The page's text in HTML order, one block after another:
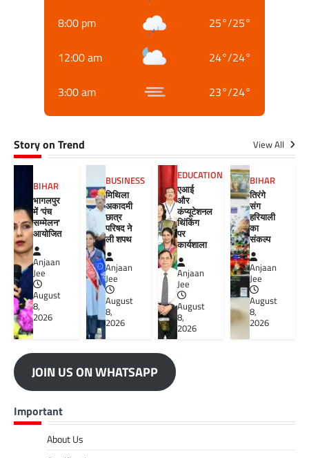
8:00 pm 25°/25°
12:00 am 24°/24°
3:00 am 23°/24°
Story on Trend View All
BIHAR
भागलपुर
में ‘पंच
सम्मेलन’
आयोजित
Anjaan
Jee
August
8,
2026
BUSINESS
मिथिला
अकादमी
छात्र
परिषद ने
ली शपथ
Anjaan
Jee
August
8,
2026
EDUCATION
एआई
और
कंप्यूटेशनल
थिंकिंग
पर
कार्यशाला
Anjaan
Jee
August
8,
2026
BIHAR
तिरंगे
संग
हरियाली
का
संकल्प
Anjaan
Jee
August
8,
2026
JOIN US ON WHATSAPP
Important
About Us